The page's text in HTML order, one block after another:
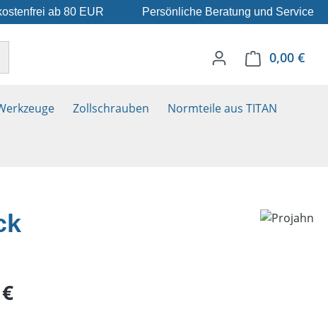
ab 80 EUR Persönliche Beratung und Service
0,00 €
Zollschrauben Normteile aus TITAN